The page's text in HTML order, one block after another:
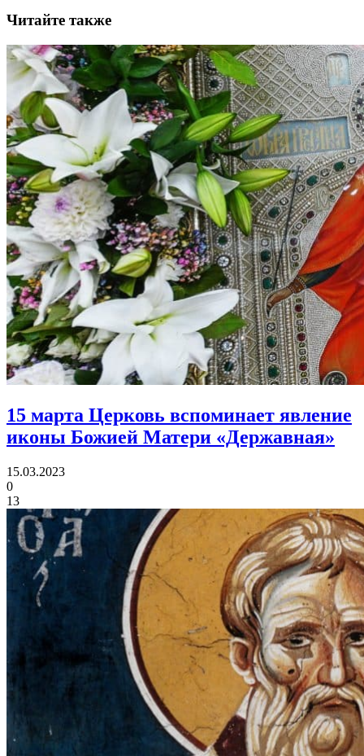
Читайте также
15 марта Церковь вспоминает явление
иконы Божией Матери «Державная»
15.03.2023
0
13